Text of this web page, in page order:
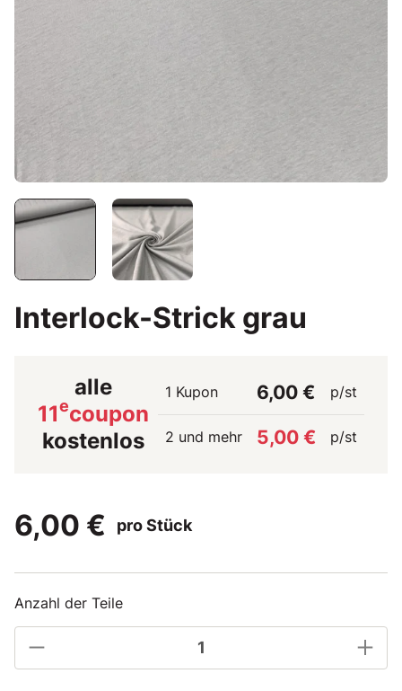
Interlock-Strick grau
alle
11ecoupon
kostenlos
1 Kupon 6,00 € p/st
2 und mehr 5,00 € p/st
6,00 € pro Stück
Anzahl der Teile